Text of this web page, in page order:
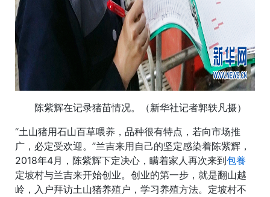
陈紫辉在记录猪苗情况。（新华社记者郭轶凡摄）
“土山猪用石山百草喂养，品种很有特点，若向市场推
广，必定受欢迎。”兰吉来用自己的坚定感染着陈紫辉，
2018年4月，陈紫辉下定决心，瞒着家人再次来到包養
定坡村与兰吉来开始创业。创业的第一步，就是翻山越
岭，入户拜访土山猪养殖户，学习养殖方法。定坡村不